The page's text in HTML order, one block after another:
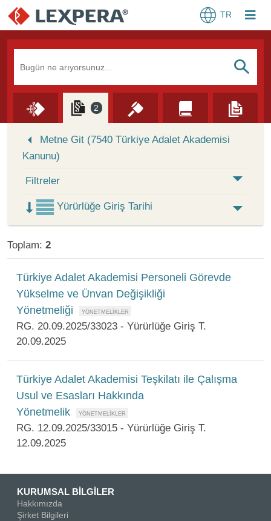
TR
S
2
Metne Git (7540 Türkiye Adalet Akademisi
Kanunu)
Filtreler
Yürürlüğe Giriş Tarihi
Toplam: 2
Türkiye Adalet Akademisi Personeli Görevde
Yükselme ve Ünvan Değişikliği
Yönetmeliği
RG. 20.09.2025/33023 - Yürürlüğe Giriş T.
20.09.2025
Türkiye Adalet Akademisi Teşkilatı ile Çalışma
Usul ve Esasları Hakkında
Yönetmelik
RG. 12.09.2025/33015 - Yürürlüğe Giriş T.
12.09.2025
KURUMSAL BİLGİLER
Hakkımızda
Şirket Bilgileri